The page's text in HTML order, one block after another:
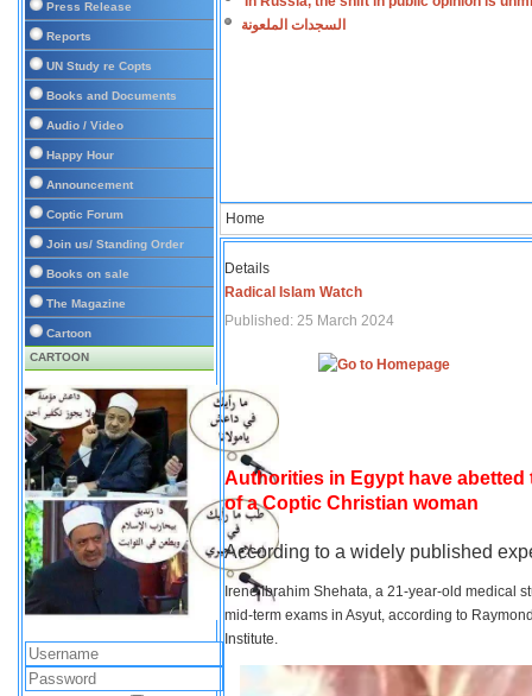
Press Release
Reports
UN Study re Copts
Books and Documents
Audio / Video
Happy Hour
Announcement
Coptic Forum
Join us/ Standing Order
Books on sale
The Magazine
Cartoon
CARTOON
السجدات الملعونة
Home
Details
Radical Islam Watch
Published: 25 March 2024
Authorities in Egypt have
of a Coptic Christian woman
According to a widely published
Irene Ibrahim Shehata, a 21-year-old medical
mid-term exams in Asyut, according to
Institute.